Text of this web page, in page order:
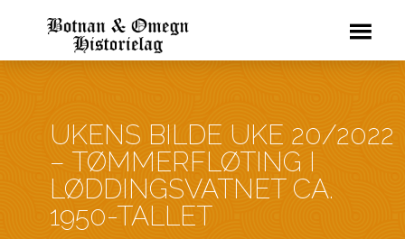
UKENS BILDE UKE 20/2022
– TØMMERFLØTING I
LØDDINGSVATNET CA.
1950-TALLET